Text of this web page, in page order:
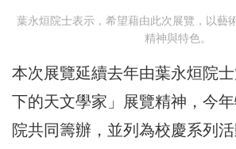
葉永烜院士表示，希望藉由此次展覽，以藝
精神與特色。
本次展覽延續去年由葉永烜院
下的天文學家」展覽精神，今
院共同籌辦，並列為校慶系列